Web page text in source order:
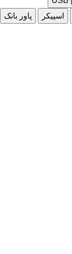
اسپیکر
پاور بانک